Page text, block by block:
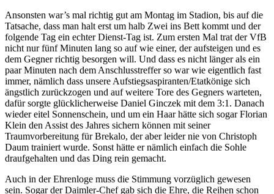
Ansonsten war’s mal richtig gut am Montag im Stadion, bis auf die
Tatsache, dass man halt erst um halb Zwei ins Bett kommt und der
folgende Tag ein echter Dienst-Tag ist. Zum ersten Mal trat der VfB
nicht nur fünf Minuten lang so auf wie einer, der aufsteigen und es
dem Gegner richtig besorgen will. Und dass es nicht länger als ein
paar Minuten nach dem Anschlusstreffer so war wie eigentlich fast
immer, nämlich dass unsere Aufstiegsaspiranten/Etatkönige sich
ängstlich zurückzogen und auf weitere Tore des Gegners warteten,
dafür sorgte glücklicherweise Daniel Ginczek mit dem 3:1. Danach
wieder eitel Sonnenschein, und um ein Haar hätte sich sogar Florian
Klein den Assist des Jahres sichern können mit seiner
Traumvorbereitung für Brekalo, der aber leider nie von Christoph
Daum trainiert wurde. Sonst hätte er nämlich einfach die Sohle
draufgehalten und das Ding rein gemacht.
Auch in der Ehrenloge muss die Stimmung vorzüglich gewesen
sein. Sogar der Daimler-Chef gab sich die Ehre, die Reihen schon